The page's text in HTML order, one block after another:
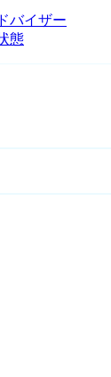
バイザー
態